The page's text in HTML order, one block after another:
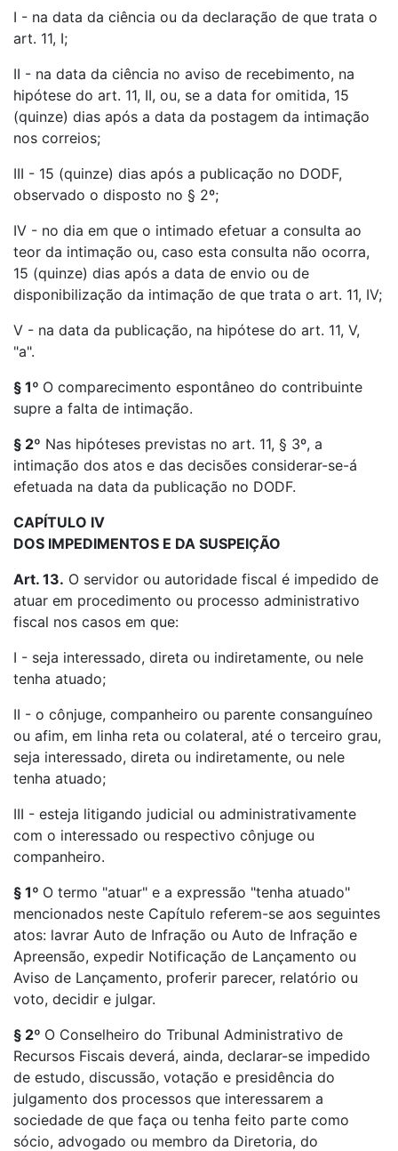
I - na data da ciência ou da declaração de que trata o
art. 11, I;
II - na data da ciência no aviso de recebimento, na
hipótese do art. 11, II, ou, se a data for omitida, 15
(quinze) dias após a data da postagem da intimação
nos correios;
III - 15 (quinze) dias após a publicação no DODF,
observado o disposto no § 2º;
IV - no dia em que o intimado efetuar a consulta ao
teor da intimação ou, caso esta consulta não ocorra,
15 (quinze) dias após a data de envio ou de
disponibilização da intimação de que trata o art. 11, IV;
V - na data da publicação, na hipótese do art. 11, V,
"a".
§ 1º O comparecimento espontâneo do contribuinte
supre a falta de intimação.
§ 2º Nas hipóteses previstas no art. 11, § 3º, a
intimação dos atos e das decisões considerar-se-á
efetuada na data da publicação no DODF.
CAPÍTULO IV
DOS IMPEDIMENTOS E DA SUSPEIÇÃO
Art. 13. O servidor ou autoridade fiscal é impedido de
atuar em procedimento ou processo administrativo
fiscal nos casos em que:
I - seja interessado, direta ou indiretamente, ou nele
tenha atuado;
II - o cônjuge, companheiro ou parente consanguíneo
ou afim, em linha reta ou colateral, até o terceiro grau,
seja interessado, direta ou indiretamente, ou nele
tenha atuado;
III - esteja litigando judicial ou administrativamente
com o interessado ou respectivo cônjuge ou
companheiro.
§ 1º O termo "atuar" e a expressão "tenha atuado"
mencionados neste Capítulo referem-se aos seguintes
atos: lavrar Auto de Infração ou Auto de Infração e
Apreensão, expedir Notificação de Lançamento ou
Aviso de Lançamento, proferir parecer, relatório ou
voto, decidir e julgar.
§ 2º O Conselheiro do Tribunal Administrativo de
Recursos Fiscais deverá, ainda, declarar-se impedido
de estudo, discussão, votação e presidência do
julgamento dos processos que interessarem a
sociedade de que faça ou tenha feito parte como
sócio, advogado ou membro da Diretoria, do